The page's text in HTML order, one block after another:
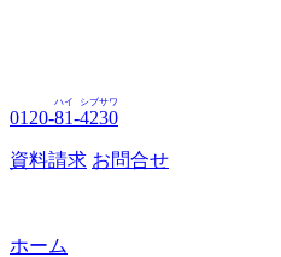
0120-81
ハイ
-4230
シブサワ
資料請求 お問合せ
ホーム